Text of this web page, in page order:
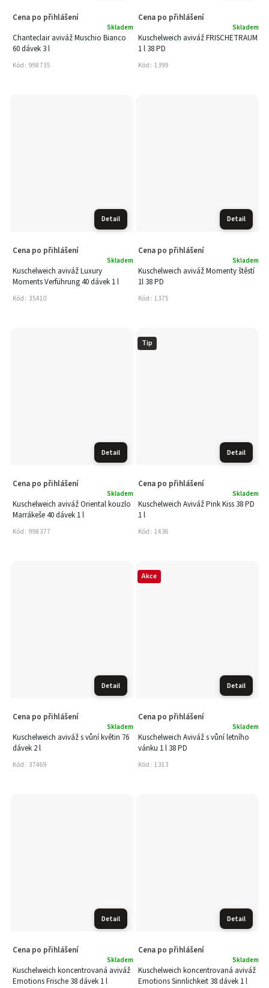
Chanteclair aviváž Muschio Bianco
60 dávek 3 l
Skladem
Cena po přihlášení
Kód: 998735
Kuschelweich aviváž FRISCHETRAUM
1 l 38 PD
Skladem
Cena po přihlášení
Kód: 1399
Detail
Kuschelweich aviváž Luxury
Moments Verführung 40 dávek 1 l
Skladem
Cena po přihlášení
Kód: 35410
Detail
Kuschelweich aviváž Momenty štěstí
1l 38 PD
Skladem
Cena po přihlášení
Kód: 1375
Detail
Kuschelweich aviváž Oriental kouzlo
Marrákeše 40 dávek 1 l
Skladem
Cena po přihlášení
Kód: 998377
Tip
Detail
Kuschelweich Aviváž Pink Kiss 38 PD
1 l
Skladem
Cena po přihlášení
Kód: 1436
Detail
Kuschelweich aviváž s vůní květin 76
dávek 2 l
Skladem
Cena po přihlášení
Kód: 37469
Akce
Detail
Kuschelweich Aviváž s vůní letního
vánku 1 l 38 PD
Skladem
Cena po přihlášení
Kód: 1313
Detail
Kuschelweich koncentrovaná aviváž
Emotions Frische 38 dávek 1 l
Skladem
Cena po přihlášení
Detail
Kuschelweich koncentrovaná aviváž
Emotions Sinnlichkeit 38 dávek 1 l
Skladem
Cena po přihlášení